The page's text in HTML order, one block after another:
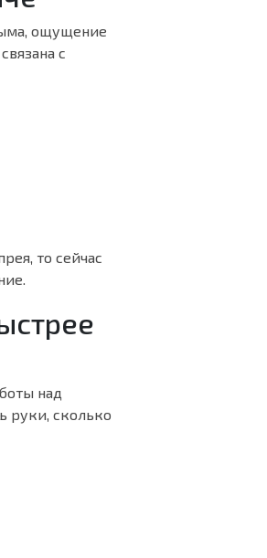
ощущение
с
то сейчас
над
руки, сколько